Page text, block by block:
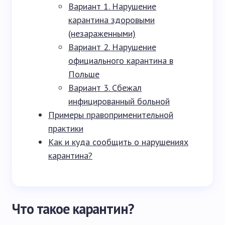
Вариант 1. Нарушение
карантина здоровыми
(незараженными)
Вариант 2. Нарушение
официального карантина в
Польше
Вариант 3. Сбежал
инфицированный больной
Примеры правоприменительной
практики
Как и куда сообщить о нарушениях
карантина?
Что такое карантин?